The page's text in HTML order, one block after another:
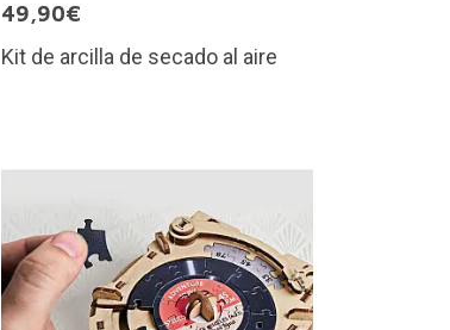
49,90€
Kit de arcilla de secado al aire